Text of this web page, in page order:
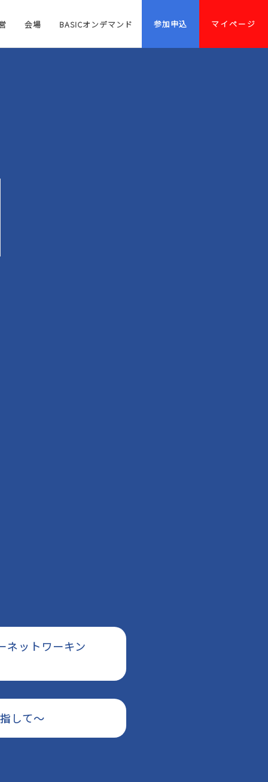
会場 BASICオンデマンド 参加申込 マイページ
ネットワーキン
して〜